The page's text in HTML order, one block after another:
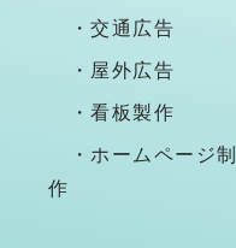
・交通広告
・屋外広告
・看板製作
・ホームページ制
作